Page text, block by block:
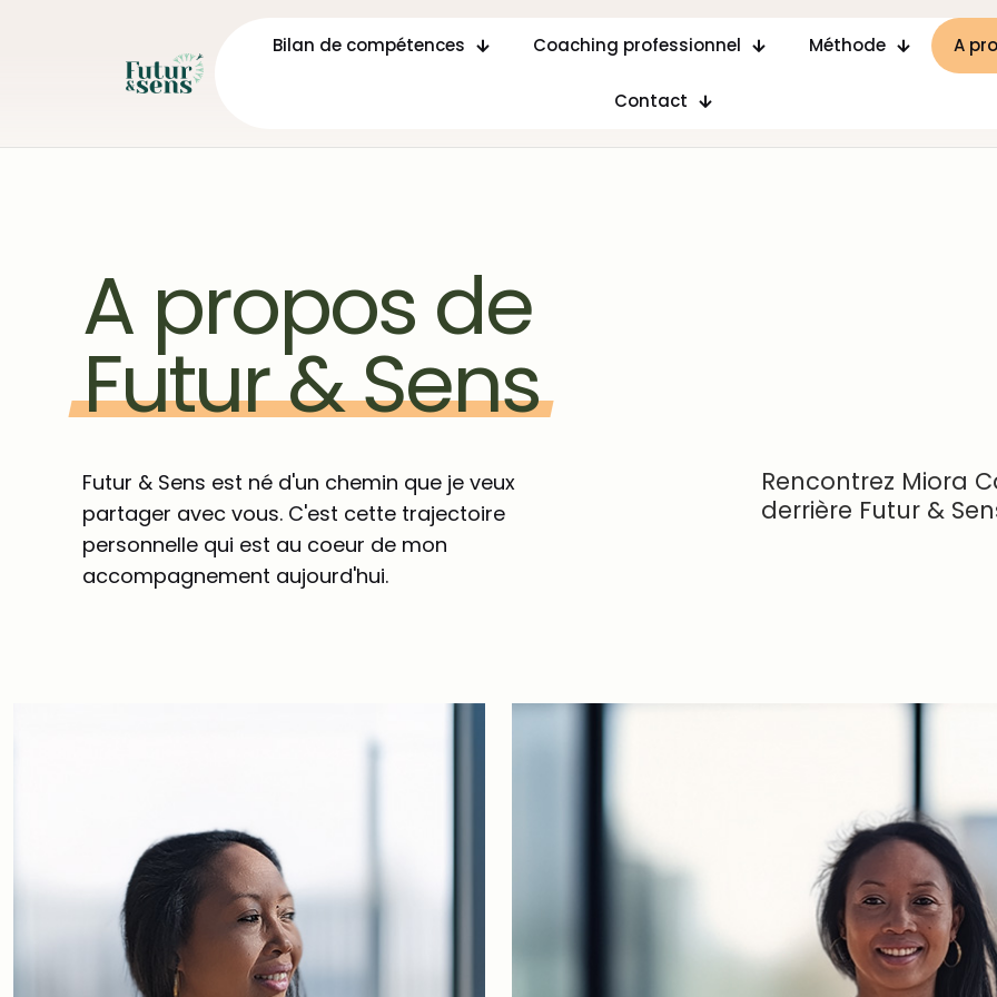
Bilan de compétences Coaching professionnel Méthode A
Contact
A propos de
Futur&Sens
Futur & Sens est né d'un chemin que je veux
partager avec vous. C'est cette trajectoire
personnelle qui est au coeur de mon
accompagnement aujourd'hui.
Rencontrez Miora
derrière Futur &